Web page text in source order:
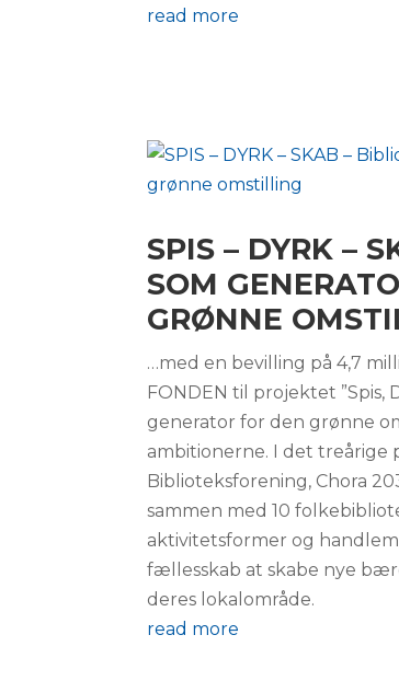
read more
SPIS – DYRK –
SOM
GRØNNE
…med en bevilling på 4,7
FONDEN til projektet ”Spis,
generator for den grønne
ambitionerne. I det treårige
Biblioteksforening, Chora
sammen med 10
aktivitetsformer og
fællesskab at skabe nye
deres lokalområde.
read more